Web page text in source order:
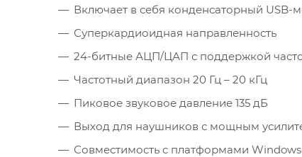
Включает в себя конденсаторный
Суперкардиоидная направленность
24-битные АЦП/ЦАП с поддержкой
Частотный диапазон 20 Гц – 20 кГц
Пиковое звуковое давление 135 дБ
Выход для наушников с мощным
Совместимость с платформами